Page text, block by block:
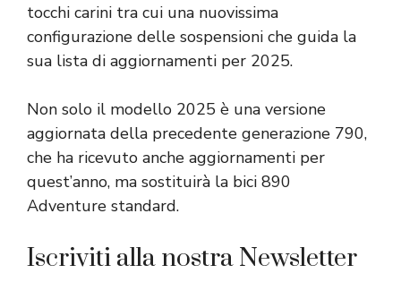
tocchi carini tra cui una nuovissima
configurazione delle sospensioni che guida la
sua lista di aggiornamenti per 2025.
Non solo il modello 2025 è una versione
aggiornata della precedente generazione 790,
che ha ricevuto anche aggiornamenti per
quest’anno, ma sostituirà la bici 890
Adventure standard.
Iscriviti alla nostra Newsletter